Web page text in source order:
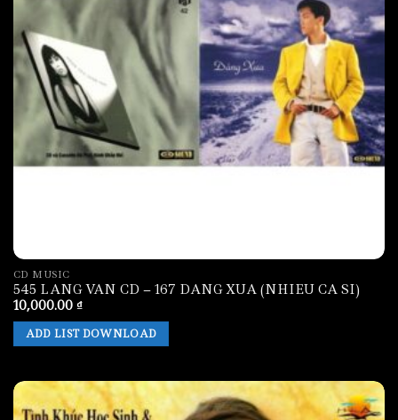
CD MUSIC
545 LANG VAN CD – 167 DANG XUA (NHIEU CA SI)
10,000.00 ₫
ADD LIST DOWNLOAD